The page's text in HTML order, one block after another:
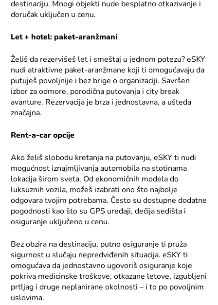
destinaciju. Mnogi objekti nude besplatno otkazivanje i
doručak uključen u cenu.
Let + hotel: paket-aranžmani
Želiš da rezervišeš let i smeštaj u jednom potezu? eSKY
nudi atraktivne paket-aranžmane koji ti omogućavaju da
putuješ povoljnije i bez brige o organizaciji. Savršen
izbor za odmore, porodična putovanja i city break
avanture. Rezervacija je brza i jednostavna, a ušteda
značajna.
Rent-a-car opcije
Ako želiš slobodu kretanja na putovanju, eSKY ti nudi
mogućnost iznajmljivanja automobila na stotinama
lokacija širom sveta. Od ekonomičnih modela do
luksuznih vozila, možeš izabrati ono što najbolje
odgovara tvojim potrebama. Često su dostupne dodatne
pogodnosti kao što su GPS uređaji, dečija sedišta i
osiguranje uključeno u cenu.
Bez obzira na destinaciju, putno osiguranje ti pruža
sigurnost u slučaju nepredviđenih situacija. eSKY ti
omogućava da jednostavno ugovoriš osiguranje koje
pokriva medicinske troškove, otkazane letove, izgubljeni
prtljag i druge neplanirane okolnosti – i to po povoljnim
uslovima.